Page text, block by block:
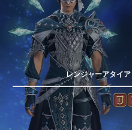
レンジャーアタイ